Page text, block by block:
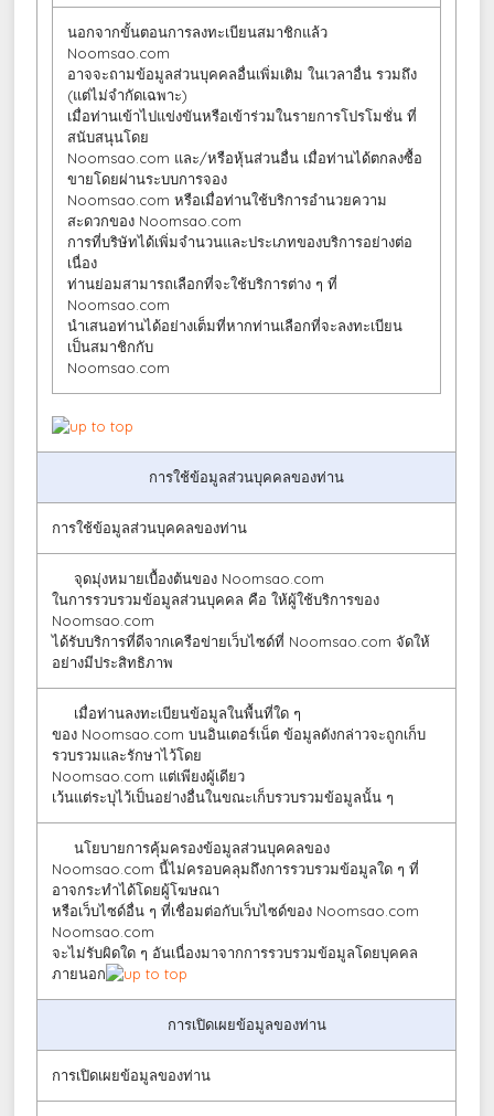
นอกจากขั้นตอนการลงทะเบียนสมาชิกแล้ว
Noomsao.com
อาจจะถามข้อมูลส่วนบุคคลอื่นเพิ่มเติม ในเวลาอื่น รวมถึง
(แต่ไม่จำกัดเฉพาะ)
เมื่อท่านเข้าไปแข่งขันหรือเข้าร่วมในรายการโปรโมชั่น ที่
สนับสนุนโดย
Noomsao.com และ/หรือหุ้นส่วนอื่น เมื่อท่านได้ตกลงซื้อ
ขายโดยผ่านระบบการจอง
Noomsao.com หรือเมื่อท่านใช้บริการอำนวยความ
สะดวกของ Noomsao.com
การที่บริษัทได้เพิ่มจำนวนและประเภทของบริการอย่างต่อ
เนื่อง
ท่านย่อมสามารถเลือกที่จะใช้บริการต่าง ๆ ที่
Noomsao.com
นำเสนอท่านได้อย่างเต็มที่หากท่านเลือกที่จะลงทะเบียน
เป็นสมาชิกกับ
Noomsao.com
การใช้ข้อมูลส่วนบุคคลของท่าน
การใช้ข้อมูลส่วนบุคคลของท่าน
จุดมุ่งหมายเบื้องต้นของ Noomsao.com
ในการรวบรวมข้อมูลส่วนบุคคล คือ ให้ผู้ใช้บริการของ
Noomsao.com
ได้รับบริการที่ดีจากเครือข่ายเว็บไซด์ที่ Noomsao.com จัดให้
อย่างมีประสิทธิภาพ
เมื่อท่านลงทะเบียนข้อมูลในพื้นที่ใด ๆ
ของ Noomsao.com บนอินเตอร์เน็ต ข้อมูลดังกล่าวจะถูกเก็บ
รวบรวมและรักษาไว้โดย
Noomsao.com แต่เพียงผู้เดียว
เว้นแต่ระบุไว้เป็นอย่างอื่นในขณะเก็บรวบรวมข้อมูลนั้น ๆ
นโยบายการคุ้มครองข้อมูลส่วนบุคคลของ
Noomsao.com นี้ไม่ครอบคลุมถึงการรวบรวมข้อมูลใด ๆ ที่
อาจกระทำได้โดยผู้โฆษณา
หรือเว็บไซด์อื่น ๆ ที่เชื่อมต่อกับเว็บไซด์ของ Noomsao.com
Noomsao.com
จะไม่รับผิดใด ๆ อันเนื่องมาจากการรวบรวมข้อมูลโดยบุคคล
ภายนอก
การเปิดเผยข้อมูลของท่าน
การเปิดเผยข้อมูลของท่าน